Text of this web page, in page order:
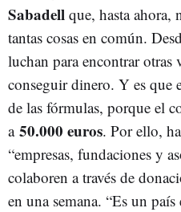
Sabadell que, hasta ahora,
tantas cosas en común.
luchan para encontrar otras
conseguir dinero. Y es que
de las fórmulas, porque el
a 50.000 euros. Por ello,
“empresas, fundaciones y
colaboren a través de
en una semana. “Es un